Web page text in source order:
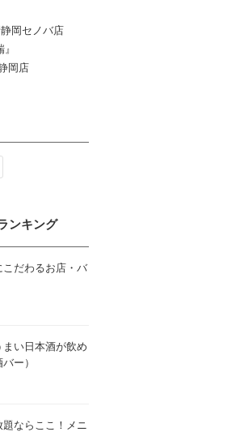
岡セノバ店
岡店
ンキング
こだわるお店・バ
い日本酒が飲め
ー）
ならここ！メニ